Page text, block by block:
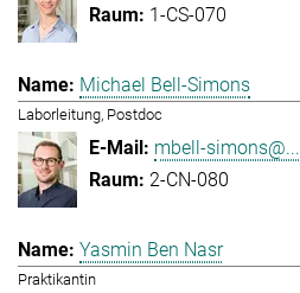
1-CS-070
Michael Bell-Simons
Laborleitung, Postdoc
mbell-simons@...
2-CN-080
Yasmin Ben Nasr
Praktikantin